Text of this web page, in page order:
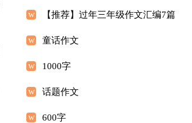
【推荐】过年三年级作文汇编7篇
童话作文
1000字
话题作文
600字